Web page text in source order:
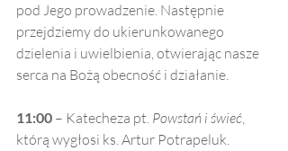
pod Jego prowadzenie. Następnie
przejdziemy do ukierunkowanego
dzielenia i uwielbienia, otwierając nasze
serca na Bożą obecność i działanie.
11:00 – Katecheza pt. Powstań i świeć,
którą wygłosi ks. Artur Potrapeluk.